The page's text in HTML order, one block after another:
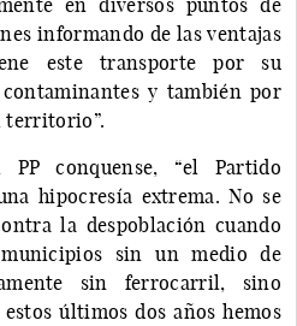
informando de las ventajas
este transporte por su
y también por
territorio”.
conquense, “el Partido
hipocresía extrema. No se
la despoblación cuando
sin un medio de
sin ferrocarril, sino
últimos dos años hemos